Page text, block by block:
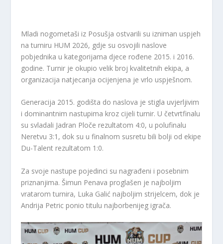
Mladi nogometaši iz Posušja ostvarili su izniman uspjeh
na turniru HUM 2026, gdje su osvojili naslove
pobjednika u kategorijama djece rođene 2015. i 2016.
godine. Turnir je okupio velik broj kvalitetnih ekipa, a
organizacija natjecanja ocijenjena je vrlo uspješnom.
Generacija 2015. godišta do naslova je stigla uvjerljivim
i dominantnim nastupima kroz cijeli turnir. U četvrtfinalu
su svladali Jadran Ploče rezultatom 4:0, u polufinalu
Neretvu 3:1, dok su u finalnom susretu bili bolji od ekipe
Du-Talent rezultatom 1:0.
Za svoje nastupe pojedinci su nagrađeni i posebnim
priznanjima. Šimun Penava proglašen je najboljim
vratarom turnira, Luka Galić najboljim strijelcem, dok je
Andrija Petric ponio titulu najborbenijeg igrača.